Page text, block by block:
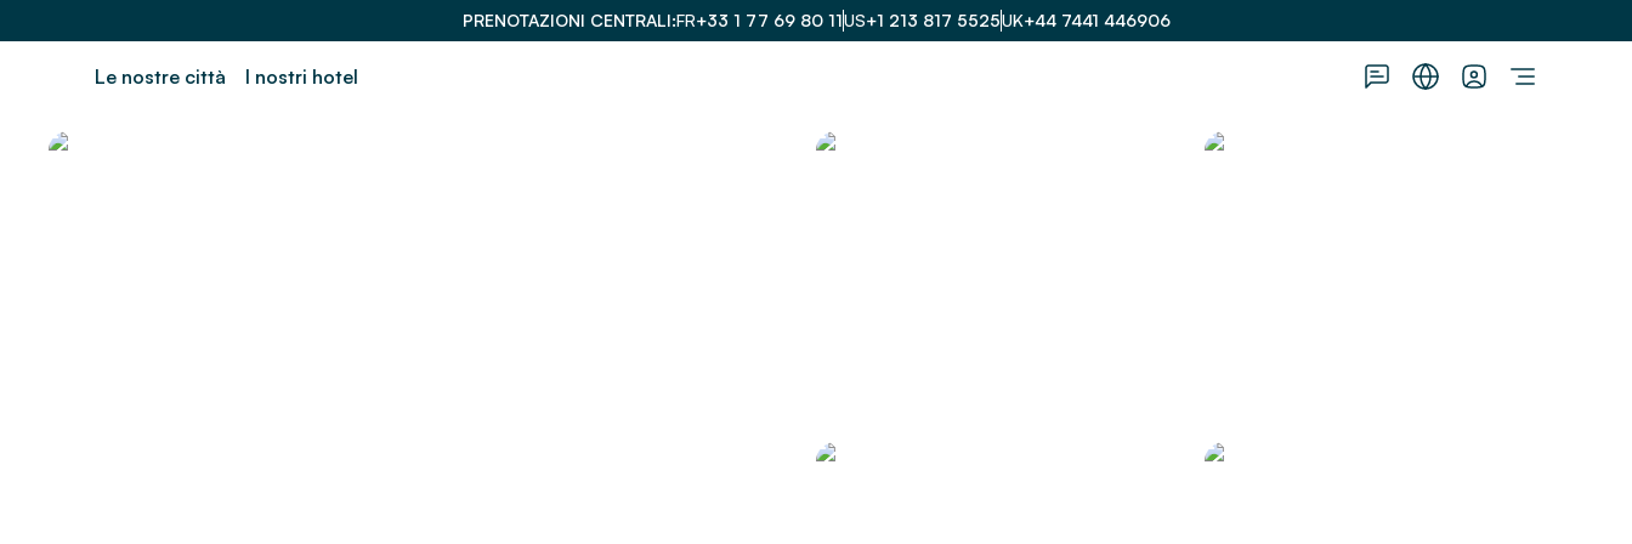
PRENOTAZIONI CENTRALI FR+33 1 77 69 80 11US+1 213 817 5525UK+44 7441 446906
Le nostre città I nostri hotel